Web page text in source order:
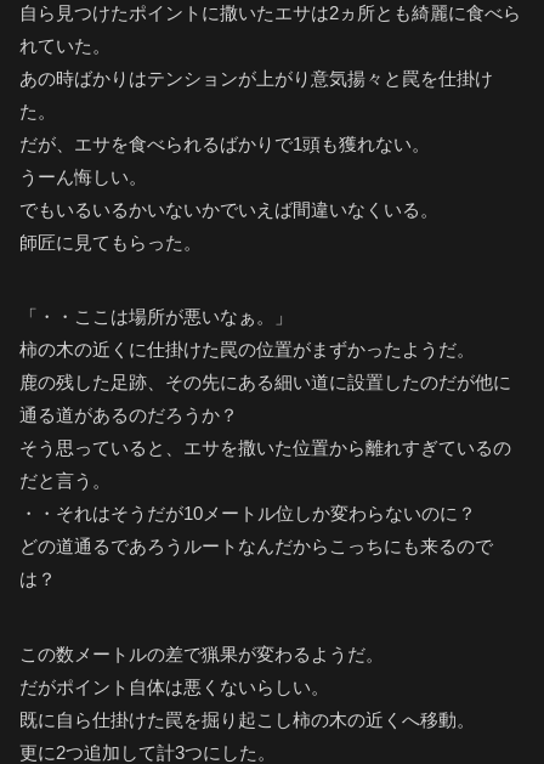
自ら見つけたポイントに撒いたエサは2ヵ所とも綺麗に食べら
れていた。
あの時ばかりはテンションが上がり意気揚々と罠を仕掛け
た。
だが、エサを食べられるばかりで1頭も獲れない。
うーん悔しい。
でもいるいるかいないかでいえば間違いなくいる。
師匠に見てもらった。
「・・ここは場所が悪いなぁ。」
柿の木の近くに仕掛けた罠の位置がまずかったようだ。
鹿の残した足跡、その先にある細い道に設置したのだが他に
通る道があるのだろうか？
そう思っていると、エサを撒いた位置から離れすぎているの
だと言う。
・・それはそうだが10メートル位しか変わらないのに？
どの道通るであろうルートなんだからこっちにも来るので
は？
この数メートルの差で猟果が変わるようだ。
だがポイント自体は悪くないらしい。
既に自ら仕掛けた罠を掘り起こし柿の木の近くへ移動。
更に2つ追加して計3つにした。